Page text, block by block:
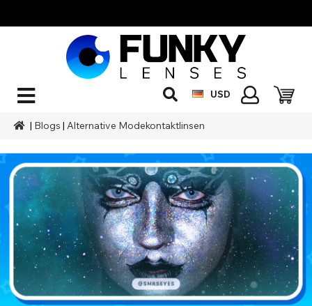
USD
| Blogs | Alternative Modekontaktlinsen